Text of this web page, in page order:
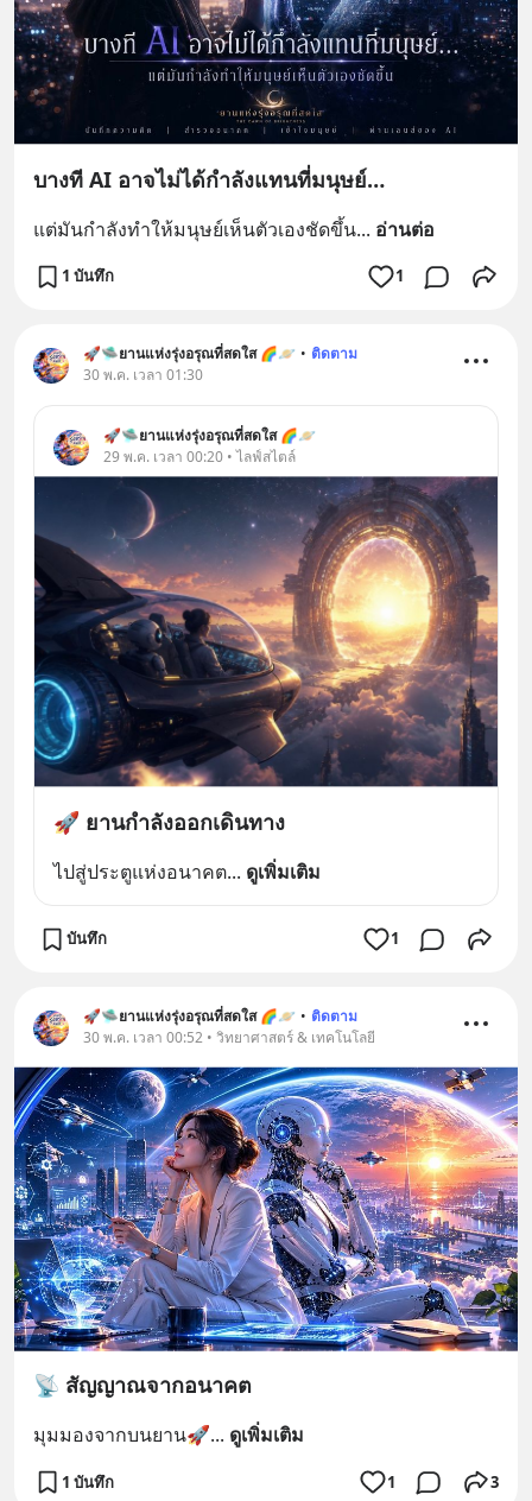
บางที AI อาจไม่ได้กำลังแทนที่มนุษย์…
แต่มันกำลังทำให้มนุษย์เห็นตัวเองชัดขึ้น... อ่านต่อ
1 บันทึก 1
🚀🛸ยานแห่งรุ่งอรุณที่สดใส 🌈🪐 • ติดตาม
30 พ.ค. เวลา 01:30
🚀🛸ยานแห่งรุ่งอรุณที่สดใส 🌈🪐
29 พ.ค. เวลา 00:20 • ไลฟ์สไตล์
🚀 ยานกำลังออกเดินทาง
ไปสู่ประตูแห่งอนาคต... ดูเพิ่มเติม
บันทึก 1
🚀🛸ยานแห่งรุ่งอรุณที่สดใส 🌈🪐 • ติดตาม
30 พ.ค. เวลา 00:52 • วิทยาศาสตร์ & เทคโนโลยี
📡 สัญญาณจากอนาคต
มุมมองจากบนยาน🚀... ดูเพิ่มเติม
1 บันทึก 1 3